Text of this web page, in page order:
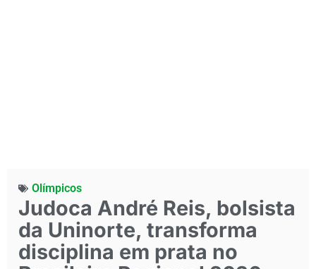
Olímpicos
Judoca André Reis, bolsista
da Uninorte, transforma
disciplina em prata no